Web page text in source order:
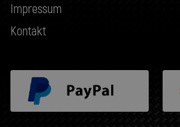
Impressum
Kontakt